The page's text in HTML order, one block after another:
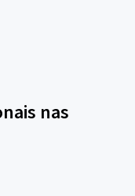
nas